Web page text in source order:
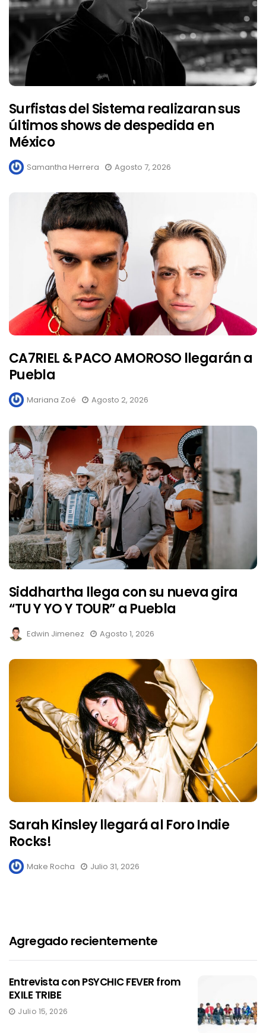
Surfistas del Sistema realizaran sus
últimos shows de despedida en
México
Samantha Herrera Agosto 7, 2026
CA7RIEL & PACO AMOROSO llegarán a
Puebla
Mariana Zoé Agosto 2, 2026
Siddhartha llega con su nueva gira
“TU Y YO Y TOUR” a Puebla
Edwin Jimenez Agosto 1, 2026
Sarah Kinsley llegará al Foro Indie
Rocks!
Make Rocha Julio 31, 2026
Agregado recientemente
Entrevista con PSYCHIC FEVER from
EXILE TRIBE
Julio 15, 2026